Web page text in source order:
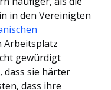
in den Vereinigten
Arbeitsplatz
gewürdigt
dass sie härter
dass ihre